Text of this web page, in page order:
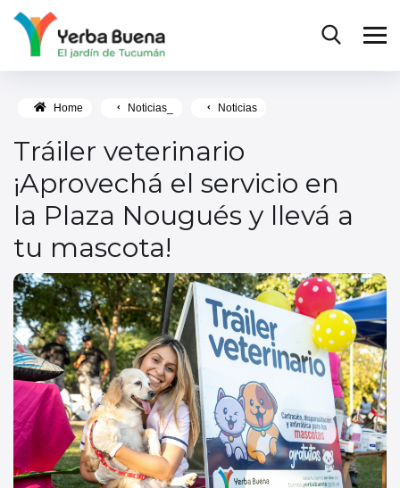
Home Noticias_ Noticias
Tráiler veterinario
¡Aprovechá el servicio en
la Plaza Nougués y llevá a
tu mascota!